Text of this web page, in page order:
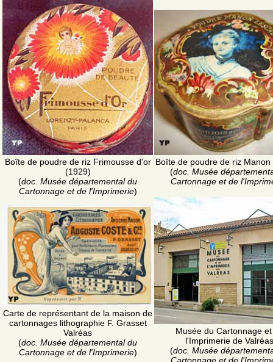
Boîte de poudre de riz Frimousse d'or
(1929)
(doc. Musée départemental du
Cartonnage et de l'Imprimerie)
Boîte de poudre de riz Manon
(doc. Musée
Cartonnage et de
Carte de représentant de la maison de
cartonnages lithographie F. Grasset
Valréas
(doc. Musée départemental du
Cartonnage et de l'Imprimerie)
Musée du Cartonnage
l'Imprimerie de Valréas
(doc. Musée